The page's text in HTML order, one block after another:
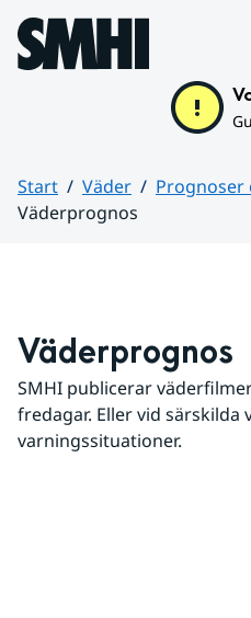
Hoppa till sidans innehåll
Start Väder
Prognoser
Väderprognos
Väderprognos
SMHI publicerar
fredagar. Eller vid särskilda
varningssituationer.